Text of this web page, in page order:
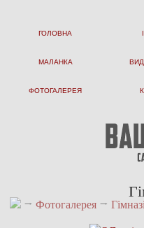
ГОЛОВНА
МАЛАНКА
ФОТОГАЛЕРЕЯ
→ Фотогалерея →